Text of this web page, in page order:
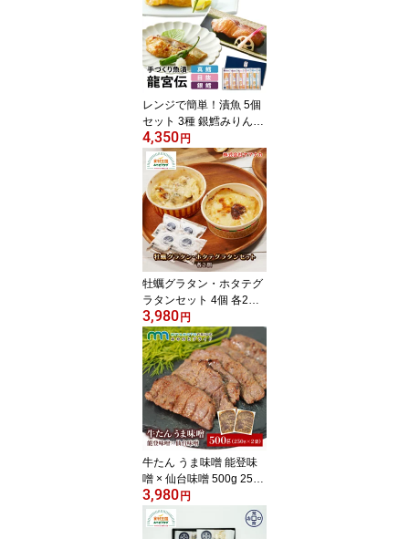
どぐろ蒲鉾 食べて応援
常温 送料無料 宮城 仙台
かね久 お取り寄せ
レンジで簡単！漬魚 5個
セット 3種 銀鱈みりん漬
×2 目抜仙台味噌 ×1 真鱈
仙台味噌醸し麹漬 ×2 手
づくり魚漬 たら タラ 漬
け めぬけ まだら 龍宮伝
たらや 塩釜 塩竃 宮城 お
取り寄せ ヤママサ
4,350円
牡蠣グラタン・ホタテグ
ラタンセット 4個 各2個
送料無料 冷凍 ギフト 贈
り物 かき ほたて カキ 帆
立 グラタン ベシャメル
ソース 石巻 ヤマナカ 宮
城 御歳暮 お歳暮 おせい
ぼ お中元 母の日 父の日
3,980円
牛たん うま味噌 能登味
噌 × 仙台味噌 500g 250g
×2パック 能登半島地震
応援 送料無料 冷凍食品
解凍 焼くだけ 冷凍 簡易
3,980円